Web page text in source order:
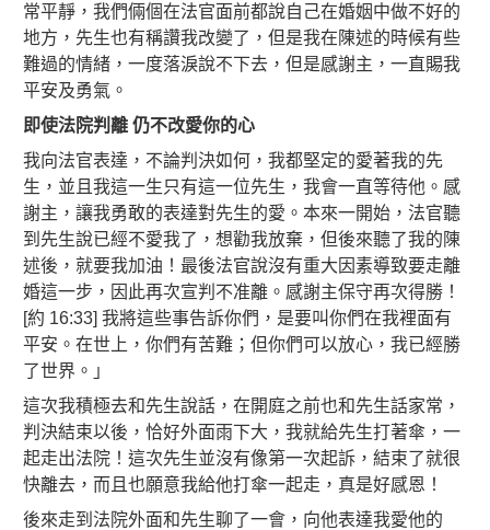
常平靜，我們倆個在法官面前都說自己在婚姻中做不好的
地方，先生也有稱讚我改變了，但是我在陳述的時候有些
難過的情緒，一度落淚說不下去，但是感謝主，一直賜我
平安及勇氣。
即使法院判離 仍不改愛你的心
我向法官表達，不論判決如何，我都堅定的愛著我的先
生，並且我這一生只有這一位先生，我會一直等待他。感
謝主，讓我勇敢的表達對先生的愛。本來一開始，法官聽
到先生說已經不愛我了，想勸我放棄，但後來聽了我的陳
述後，就要我加油！最後法官說沒有重大因素導致要走離
婚這一步，因此再次宣判不准離。感謝主保守再次得勝！
[約 16:33] 我將這些事告訴你們，是要叫你們在我裡面有
平安。在世上，你們有苦難；但你們可以放心，我已經勝
了世界。」
這次我積極去和先生說話，在開庭之前也和先生話家常，
判決結束以後，恰好外面雨下大，我就給先生打著傘，一
起走出法院！這次先生並沒有像第一次起訴，結束了就很
快離去，而且也願意我給他打傘一起走，真是好感恩！
後來走到法院外面和先生聊了一會，向他表達我愛他的